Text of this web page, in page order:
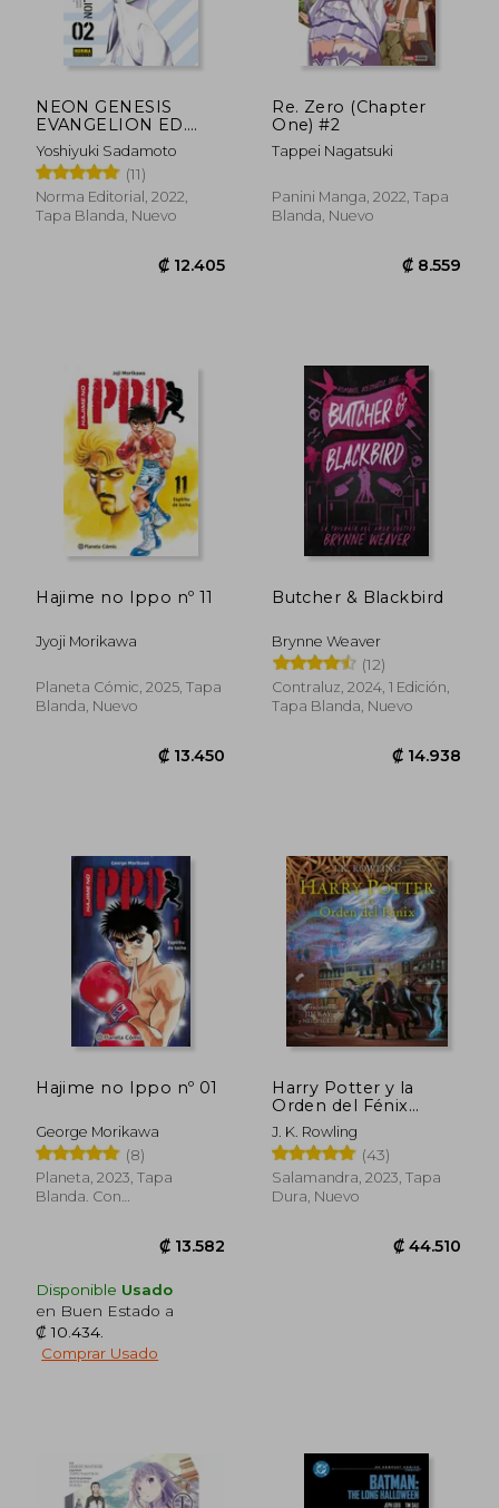
₡ 12.481
NEON GENESIS
EVANGELION ED.
COLECCIONISTA 2
Yoshiyuki Sadamoto
(11)
Norma Editorial, 2022,
Tapa Blanda, Nuevo
₡ 12.405
Re. Zero (Chapter
One) #2
Tappei Nagatsuki
Panini Manga, 2022, Tapa
Blanda, Nuevo
₡
Hajime no Ippo nº 11
Jyoji Morikawa
Planeta Cómic, 2025, Tapa
Blanda, Nuevo
Butcher & Blackbird
Brynne Weaver
(12)
Contraluz, 2024, 1 Edición,
Tapa Blanda, Nuevo
Hajime no Ippo nº 01
George Morikawa
(8)
Planeta, 2023, Tapa
Blanda. Con
Disponible Usado
en Buen Estado a
₡ 10.434
Comprar Usado
Harry Potter y la
Orden del Fénix
Edición Ilustrado
J. K. Rowling
(43)
Salamandra, 2023, Tapa
Dura, Nuevo